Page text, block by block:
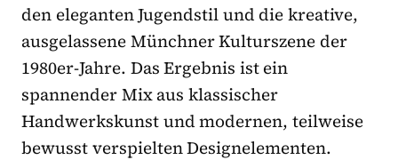
den eleganten Jugendstil und die kreative,
ausgelassene Münchner Kulturszene der
1980er-Jahre. Das Ergebnis ist ein
spannender Mix aus klassischer
Handwerkskunst und modernen, teilweise
bewusst verspielten Designelementen.